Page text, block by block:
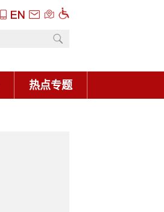
热点专题